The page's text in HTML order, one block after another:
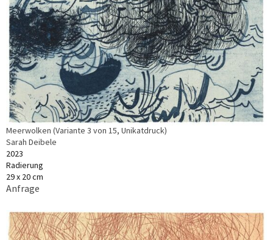
Meerwolken (Variante 3 von 15, Unikatdruck)
Sarah Deibele
2023
Radierung
29 x 20 cm
Anfrage